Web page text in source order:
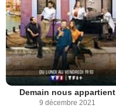
Demain nous appartient
9 décembre 2021